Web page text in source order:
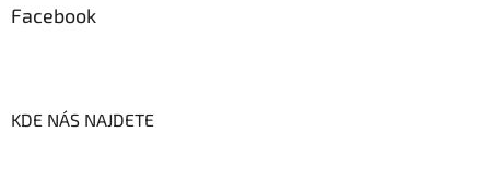
Facebook
KDE NÁS NAJDETE